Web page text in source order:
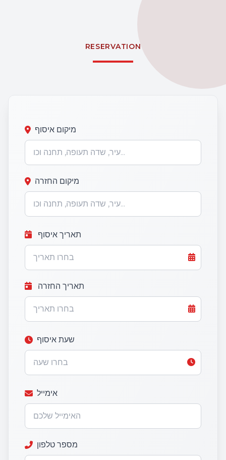
RESERVATION
מיקום איסוף
מיקום החזרה
תאריך איסוף
תאריך החזרה
שעת איסוף
אימייל
מספר טלפון